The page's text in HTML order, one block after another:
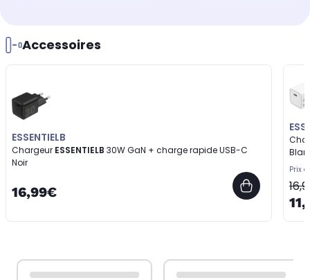
Accessoires
ESSENTIELB
Chargeur ESSENTIELB
Noir
16,99€
Prix